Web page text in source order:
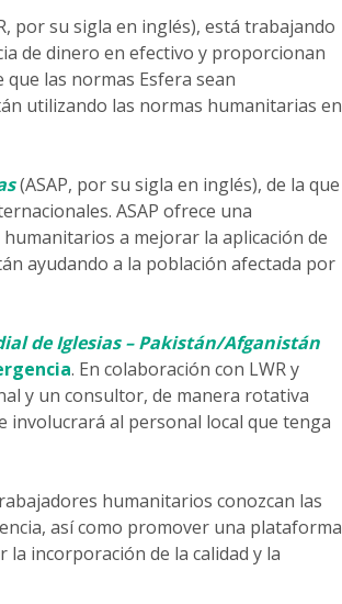
por su sigla en inglés), está trabajando
de dinero en efectivo y proporcionan
las normas Esfera sean
utilizando las normas humanitarias en
(ASAP, por su sigla en inglés), de la que
ASAP ofrece una
a mejorar la aplicación de
ayudando a la población afectada por
de Iglesias – Pakistán/Afganistán
. En colaboración con LWR y
y un consultor, de manera rotativa
involucrará al personal local que tenga
humanitarios conozcan las
así como promover una plataforma
la incorporación de la calidad y la